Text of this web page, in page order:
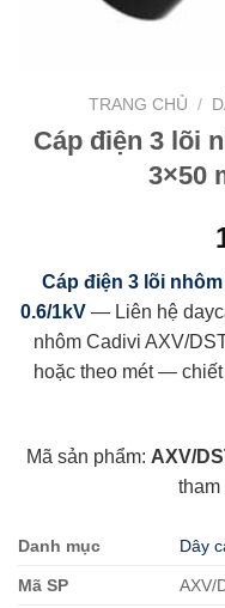
TRANG CHỦ /
Cáp điện 3 lõi
3×50
Cáp điện 3 lõi
0.6/1kV— Liên hệ
nhôm Cadivi AXV/
hoặc theo mét —
Mã sản phẩm: AXV/
tham
Danh mục Dây
Mã SP AXV/